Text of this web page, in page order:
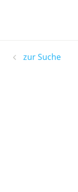
zur Suche